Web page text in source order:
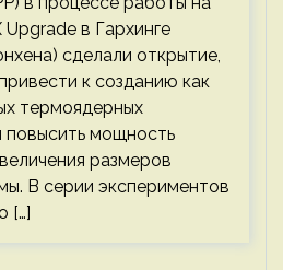
Upgrade в Гархинге
сделали открытие,
к созданию как
термоядерных
повысить мощность
размеров
В серии экспериментов
[…]